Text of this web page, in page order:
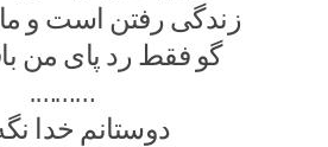
زندگی رفتن است و
گو فقط رد پای من
……….
دوستانم خدا